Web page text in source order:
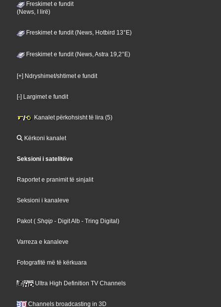
Freskimet e fundit
(News, I lirë)
Freskimet e fundit (News, Hotbird 13°E)
Freskimet e fundit (News, Astra 19,2°E)
[+] Ndryshimet/shtimet e fundit
[-] Largimet e fundit
Kanalet përkohsisht të lira (5)
Kërkoni kanalet
Seksioni i satelitëve
Raportet e pranimit të sinjalit
Seksioni i kanaleve
Pakot( Shqip - Digit Alb - Tring Digital)
Varreza e kanaleve
Fotografitë më të kërkuara
Ultra High Definition TV Channels
Channels broadcasting in 3D